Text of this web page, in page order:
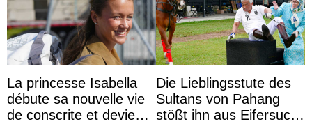
La princesse Isabella
débute sa nouvelle vie
de conscrite et devient
Die Lieblingsstute des
Sultans von Pahang
stößt ihn aus Eifersucht